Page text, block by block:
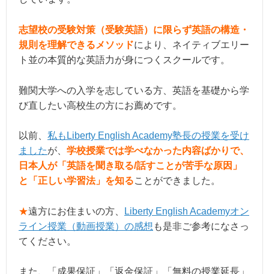
志望校の受験対策（受験英語）に限らず英語の構造・
規則を理解できるメソッドにより、ネイティブエリー
ト並の本質的な英語力が身につくスクールです。
難関大学への入学を志している方、英語を基礎から学
び直したい高校生の方にお薦めです。
以前、 私もLiberty English Academy塾長の授業を受け
ましたが、 学校授業では学べなかった内容ばかりで、
日本人が「英語を聞き取る/話すことが苦手な原因」
と「正しい学習法」を知ることができました。
★遠方にお住まいの方、
Liberty English Academyオン
ライン授業（動画授業）の感想 も是非ご参考になさっ
てください。
また、「成果保証」「返金保証」「無料の授業延長」